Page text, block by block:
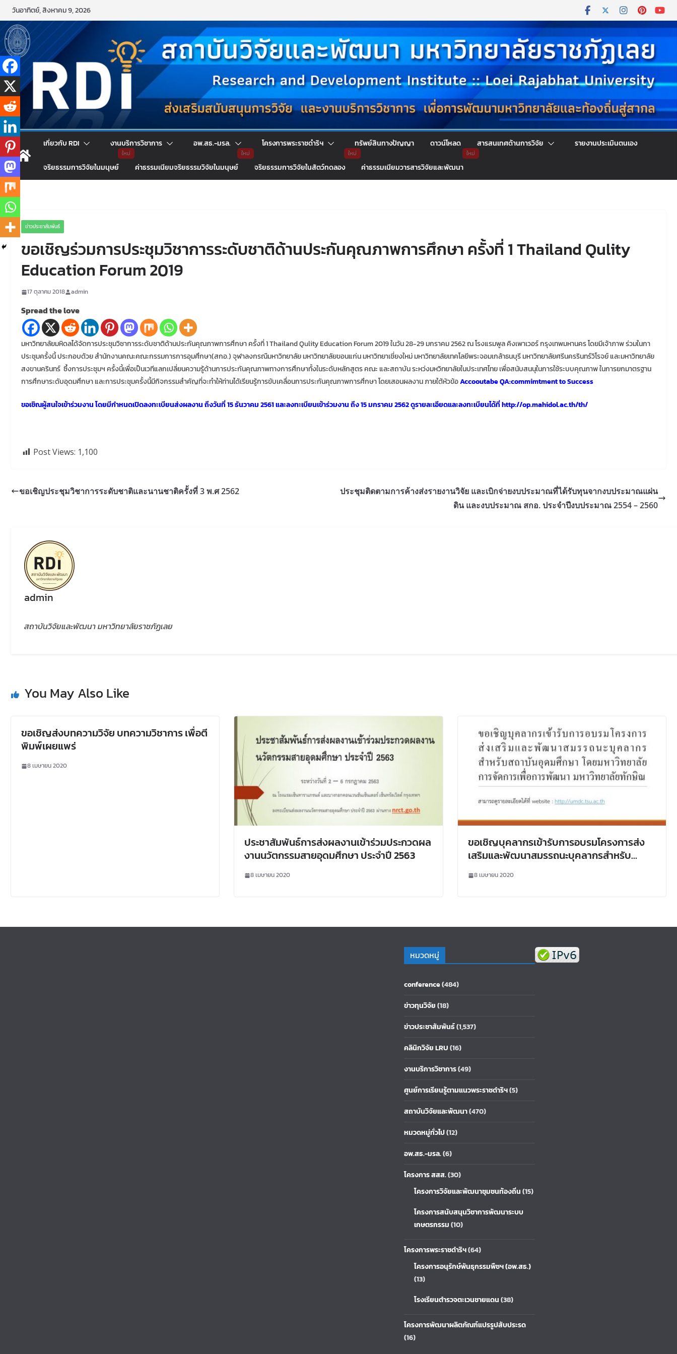
Skip
to
content
วันอาทิตย์, สิงหาคม 9, 2026
เกี่ยวกับ RDI งานบริการวิชาการ อพ.สธ.-มรล. โครงการพระราชดำริฯ ทรัพย์สินทางปัญญา ดาวน์โหลด สารสนเทศด้านการวิจัย รายงานประเมินตนเอง
จริยธรรมการวิจัยในมนุษย์ ค่าธรรมเนียมจริยธรรมวิจัยในมนุษย์ จริยธรรมการวิจัยในสัตว์ทดลอง ค่าธรรมเนียมวารสารวิจัยและพัฒนา
ข่าวประชาสัมพันธ์
ขอเชิญร่วมการประชุมวิชาการระดับชาติด้านประกันคุณภาพการศึกษา ครั้งที่ 1 Thailand Qulity
Education Forum 2019
17 ตุลาคม 2018 admin
Spread the love
มหาวิทยาลัยมหิดลได้จัดการประชุมวิชาการระดับชาติด้านประกันคุณภาพการศึกษา ครั้งที่ 1 Thailand Qulity Education Forum 2019 ในวัน 28-29 มกราคม 2562 ณ โรงแรมพูล คิงเพาเวอร์ กรุงเทพมหานคร โดยมีเจ้าภาพ ร่วมในกา
ประชุมครั้งนี้ ประกอบด้วย สำนักงานคณะคณะกรรมการการอุมศึกษา(สกอ.) จุฬาลงกรณืมหาวิทยาลัย มหาวิทยาลัยขอนแก่น มหาวิทยาเชี่ยงใหม่ มหาวิทยาลัยเทคโลยีพระจอมเกล้าธนบุรี มหาวิทยาลัยศรีนครรินทร์วิโรจย์ และมหาวิทยาลัย
สงขานครินทร์ ซึ้งการประชุมฯ ครั้งนี้เพื่อเป็นเวทีแลกเปลี่ยนความรู้ด้านการประกันคุณภาพทางการศึกษาทั้งในระดับหลักสูตร คณะ และสถาบัน ระหว่งมหวิทยาลัยในประเทศไทย เพื่อสนับสนนุในการใช้ระบบคุณภาพ ในการยกมาตรฐาน
การศึกษาระดับอุดมศึกษา และการประชุมครั้งนี้มีกิจกรรมสำคัญที่จะทำให้ท่านได้เรียนรู้การขับเคลื่อนการประกันคุณภาพการศึกษา โดยเสอนผลงาน ภายใต้หัวข้อAccooutabe QA:commimtment to Success
ขอเชิณผู้สนใจเข้าร่วมงาน โดยมีกำหนดเปิดลงทะเบียนส่งผลงาน ถึงวันที่ 15 ธันวาคม 2561 และลงทะเบียนเข้าร่วมงาน ถึง 15 มกราคม 2562 ดูรายละเอียดและลงทะเบียนได้ที่http://op.mahidol.ac.th/th/
Post Views: 1,100
ขอเชิญประชุมวิชาการระดับชาติและนานชาติครั้งที่ 3 พ.ศ 2562
ประชุมติดตามการค้างส่งรายงานวิจัย และเบิกจ่ายงบประมาณที่ได้รับทุนจากงบประมาณแผ่น
ดิน และงบประมาณ สกอ. ประจำปีงบประมาณ 2554 – 2560
admin
สถาบันวิจัยและพัฒนา มหาวิทยาลัยราชภัฏเลย
You May Also Like
ขอเชิญส่งบทความวิจัย บทความวิชาการ เพื่อตี
พิมพ์เผยแพร่
8 เมษายน 2020
ประชาสัมพันธ์การส่งผลงานเข้าร่วมประกวดผล
งานนวัตกรรมสายอุดมศึกษา ประจำปี 2563
8 เมษายน 2020
ขอเชิญบุคลากรเข้ารับการอบรมโครงการส่ง
เสริมและพัฒนาสมรรถนะบุคลากรสำหรับ
เพื่อการพัฒนา มหาวิทยาลัยทักษิณ
8 เมษายน 2020
หมวดหมู่
conference(484)
ข่าวทุนวิจัย(18)
ข่าวประชาสัมพันธ์(1,537)
คลินิกวิจัย LRU(16)
งานบริการวิชาการ(49)
ศูนย์การเรียนรู้ตามแนวพระราชดำริฯ(5)
สถาบันวิจัยและพัฒนา(470)
หมวดหมู่ทั่วไป(12)
อพ.สธ.-มรล.(6)
โครงการ สสส.(30)
โครงการวิจัยและพัฒนาชุมชนท้องถิ่น(15)
โครงการสนับสนุนวิชาการพัฒนาระบบ
เกษตรกรรม(10)
โครงการพระราชดำริฯ(64)
โครงการอนุรักษ์พันธุกรรมพืชฯ (อพ.สธ.)
(13)
โรงเรียนตำรวจตะเวนชายแดน(38)
โครงการพัฒนาผลิตภัณฑ์แปรรูปสับประรด
(16)